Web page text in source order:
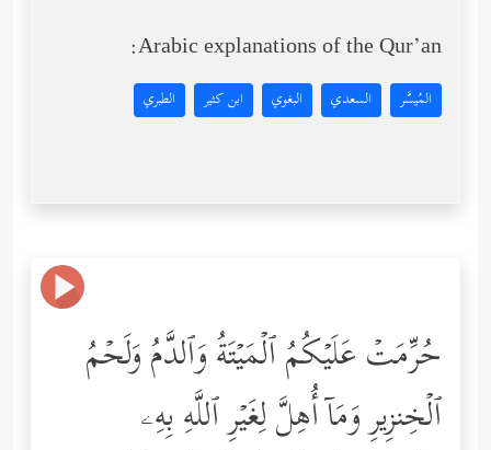
Arabic explanations of the Qur’an:
المُيسَّر السعدي البغوي ابن كثير الطبري
حُرِّمَتۡ عَلَیۡكُمُ ٱلۡمَیۡتَةُ وَٱلدَّمُ وَلَحۡمُ
ٱلۡخِنزِیرِ وَمَاۤ أُهِلَّ لِغَیۡرِ ٱللَّهِ بِهِۦ